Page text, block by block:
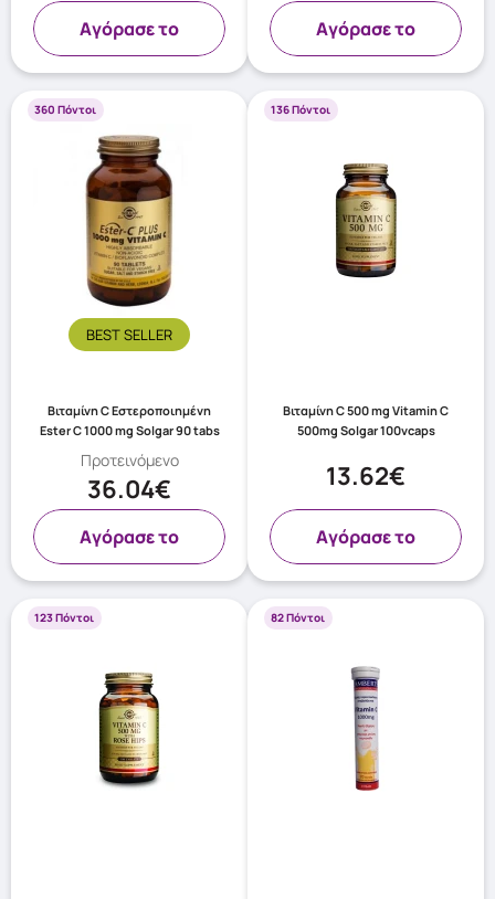
Aγόρασε το Aγόρασε το
360 Πόντοι
BEST SELLER
Βιταμίνη C Εστεροποιημένη
Ester C 1000 mg Solgar 90 tabs
Προτεινόμενο
36.04€
Aγόρασε το
136 Πόντοι
Βιταμίνη C 500 mg Vitamin C
500mg Solgar 100vcaps
13.62€
Aγόρασε το
123 Πόντοι 82 Πόντοι